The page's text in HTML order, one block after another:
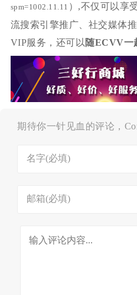
spm=1002.11.11 ）,不仅可以享
流搜索引擎推广、社交媒体
VIP服务，还可以 随ECVV一
期待你一针见血的评论，